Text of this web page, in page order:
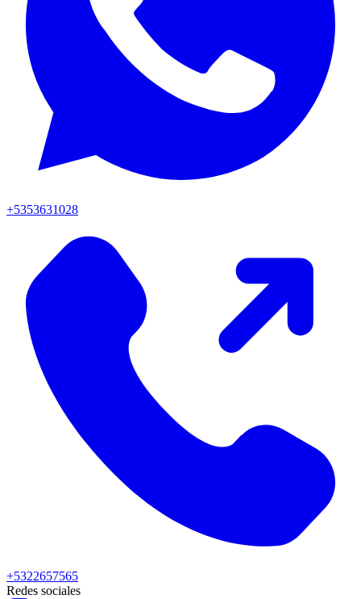
+5353631028
+5322657565
Redes sociales